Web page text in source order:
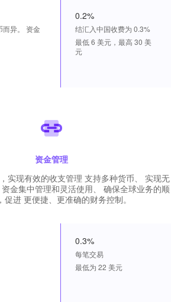
而异。 资金
0.2%
结汇入中国收费为 0.3%
最低 6 美元，最高 30 美
元
资金管理
实现有效的收支管理 支持多种货币、 实现无
金集中管理和灵活使用、 确保全球业务的顺
促进 更便捷、更准确的财务控制。
0.3%
每笔交易
最低为 22 美元